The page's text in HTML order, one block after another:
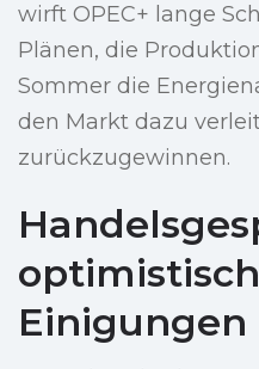
wirft OPEC+ lange
Plänen, die
Sommer die
den Markt dazu
zurückzugewinnen.
Einigungen